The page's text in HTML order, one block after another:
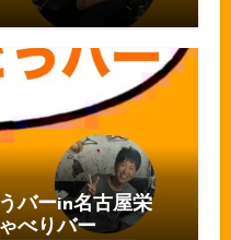
バーin名古屋栄
べりバー